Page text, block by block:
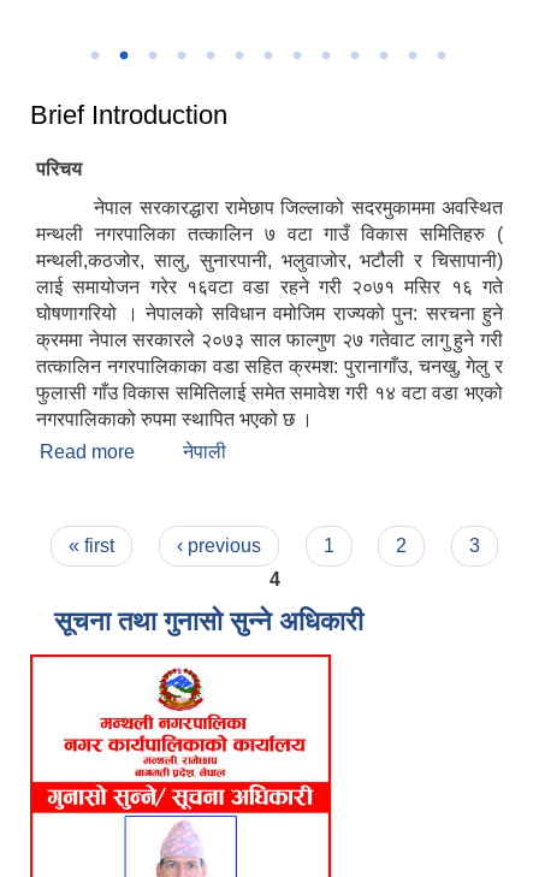
Brief Introduction
परिचय
नेपाल सरकारद्धारा रामेछाप जिल्लाको सदरमुकाममा अवस्थित
मन्थली नगरपालिका तत्कालिन ७ वटा गाउँ विकास समितिहरु (
मन्थली,कठजोर, सालु, सुनारपानी, भलुवाजोर, भटौली र चिसापानी)
लाई समायोजन गरेर १६वटा वडा रहने गरी २०७१ मसिर १६ गते
घोषणागरियो । नेपालको सविधान वमोजिम राज्यको पुन: सरचना हुने
क्रममा नेपाल सरकारले २०७३ साल फाल्गुण २७ गतेवाट लागु हुने गरी
तत्कालिन नगरपालिकाका वडा सहित क्रमश: पुरानागाँउ, चनखु, गेलु र
फुलासी गाँउ विकास समितिलाई समेत समावेश गरी १४ वटा वडा भएको
नगरपालिकाको रुपमा स्थापित भएको छ ।
Read more about Brief Introduction
नेपाली
Pages
« first ‹ previous 1 2
3
4
सूचना तथा गुनासो सुन्ने अधिकारी